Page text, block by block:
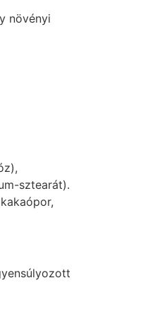
növényi
sztearát).